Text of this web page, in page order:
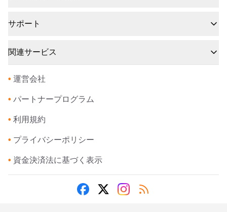
サポート
関連サービス
• 運営会社
• パートナープログラム
• 利用規約
• プライバシーポリシー
• 資金決済法に基づく表示